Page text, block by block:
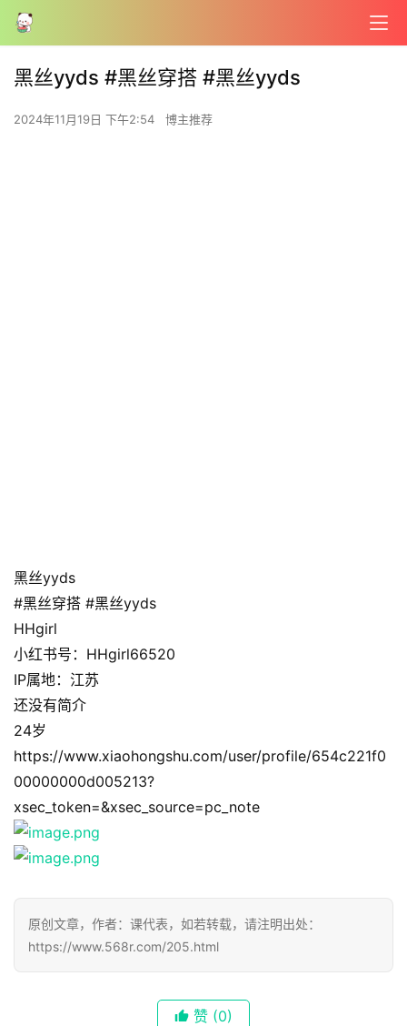
首
黑丝yyds #黑丝穿搭 #黑丝yyds
2024年11月19日 下午2:54 博主推荐
黑丝yyds
#黑丝穿搭 #黑丝yyds
HHgirl
小红书号：HHgirl66520
IP属地：江苏
还没有简介
24岁
https://www.xiaohongshu.com/user/profile/654c221f0
00000000d005213?
xsec_token=&xsec_source=pc_note
原创文章，作者：课代表，如若转载，请注明出处：
https://www.568r.com/205.html
赞 (0)